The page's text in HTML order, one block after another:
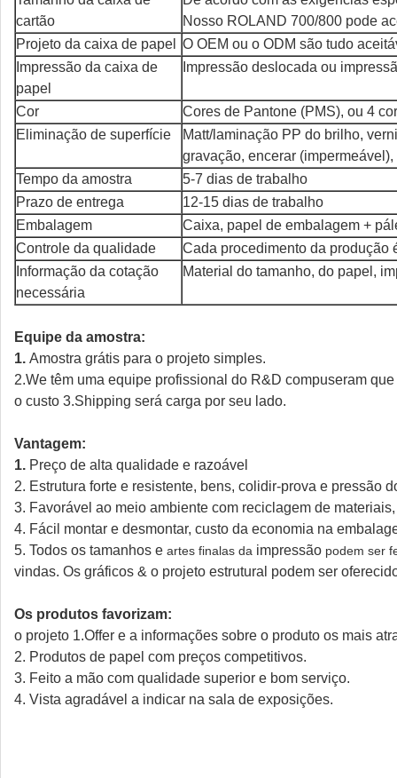
cartão
Nosso ROLAND 700/800 pode
Projeto da caixa de papel
O OEM ou o ODM são tudo
Impressão da caixa de
papel
Impressão deslocada ou
Cor
Cores de Pantone (PMS), ou 4
Eliminação de superfície
Matt/laminação PP do brilho,
gravação, encerar (impermeável),
Tempo da amostra
5-7 dias de trabalho
Prazo de entrega
12-15 dias de trabalho
Embalagem
Caixa, papel de embalagem +
Controle da qualidade
Cada procedimento da produção
Informação da cotação
necessária
Material do tamanho, do papel,
Equipe da amostra:
1. Amostra grátis para o projeto simples.
2.We têm uma equipe profissional do R&D compuseram
o custo 3.Shipping será carga por seu lado.
Vantagem:
1. Preço de alta qualidade e razoável
2. Estrutura forte e resistente, bens, colidir-prova e pressão
3. Favorável ao meio ambiente com reciclagem de
4. Fácil montar e desmontar, custo da economia na
5. Todos os tamanhos e artes finalas da impressão podem ser
vindas. Os gráficos & o projeto estrutural podem ser
Os produtos favorizam:
o projeto 1.Offer e a informações sobre o produto os mais
2. Produtos de papel com preços competitivos.
3. Feito a mão com qualidade superior e bom serviço.
4. Vista agradável a indicar na sala de exposições.